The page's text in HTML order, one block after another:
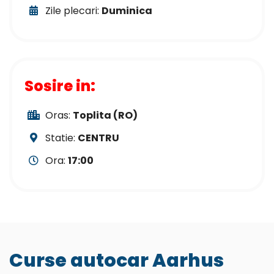
Zile plecari: Duminica
Sosire in:
Oras: Toplita (RO)
Statie: CENTRU
Ora: 17:00
Curse autocar Aarhus